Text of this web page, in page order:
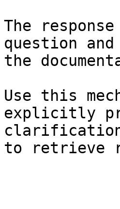
The
question
the
Use this
explicitly